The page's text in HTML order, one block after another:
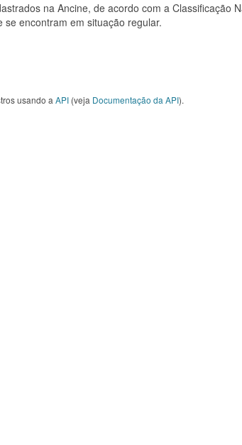
na Ancine, de acordo com a Classificação
se encontram em situação regular.
usando a API (veja Documentação da API).